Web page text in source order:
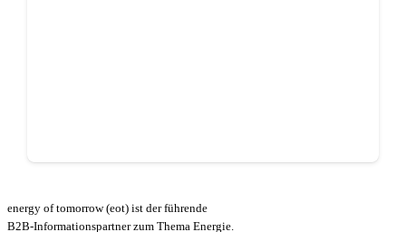
energy of tomorrow (eot) ist der führende
B2B-Informationspartner zum Thema Energie.